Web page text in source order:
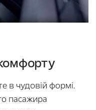
в чудовій формі.
пасажира